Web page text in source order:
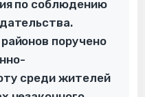
по соблюдению
поручено
среди жителей